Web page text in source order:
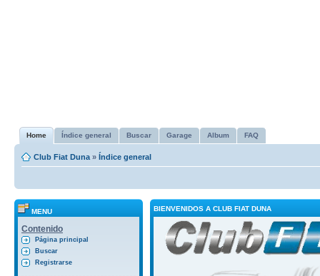
Home Índice general Buscar Garage Album FAQ
Club Fiat Duna » Índice general
MENU
Contenido
Página principal
Buscar
Registrarse
BIENVENIDOS A CLUB FIAT DUNA